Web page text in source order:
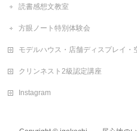
読書感想文教室
方眼ノート特別体験会
モデルハウス・店舗ディスプレイ・
クリンネスト2級認定講座
Instagram